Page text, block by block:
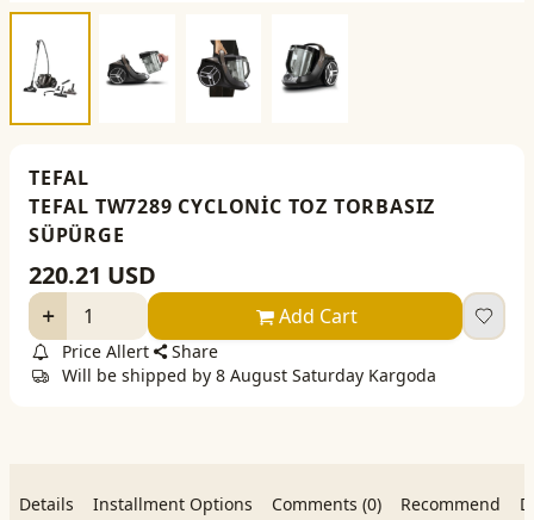
TEFAL
TEFAL TW7289 CYCLONİC TOZ TORBASIZ
SÜPÜRGE
220.21 USD
Add Cart
Price Allert
Share
Will be shipped by 8 August Saturday Kargoda
Details Installment Options Comments (0) Recommend